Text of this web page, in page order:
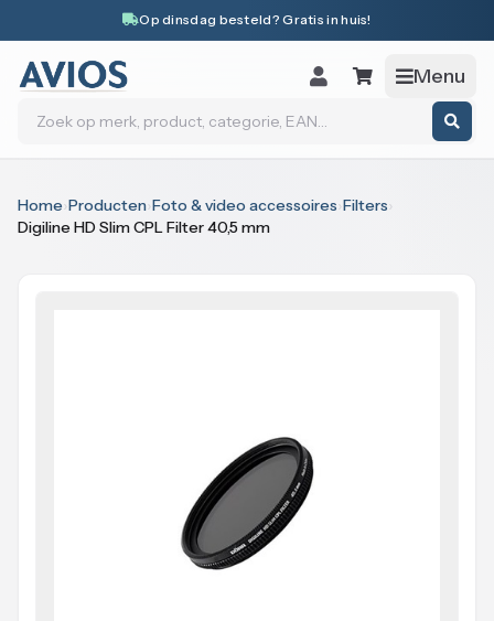
Op dinsdag besteld? Gratis in huis!
Menu
Zoeken
Home›Producten›Foto & video accessoires›Filters›
Digiline HD Slim CPL Filter 40,5 mm